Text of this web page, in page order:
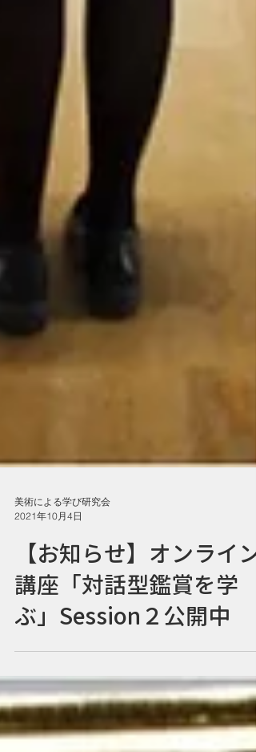
2021年10月4日
【お知らせ】オンライン
講座「対話型鑑賞を学
ぶ」Session２公開中